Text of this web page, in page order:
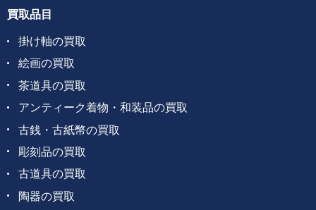
買取品目
掛け軸の買取
絵画の買取
茶道具の買取
アンティーク着物・和装品の買取
古銭・古紙幣の買取
彫刻品の買取
古道具の買取
陶器の買取